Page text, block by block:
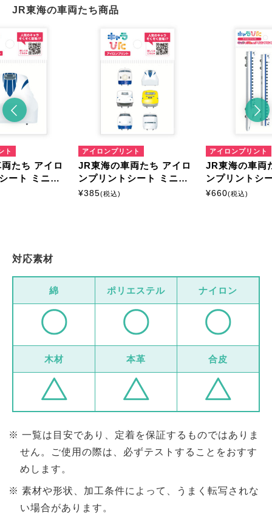
JR東海の車両たち商品
ト
たち アイロ
ート ミニサ
アイロンプリント
JR東海の車両たち アイロ
ンプリントシート ミニサ
イズ
¥385(税込)
アイロンプリント
JR東海の車両
ンプリントシ
サイズ
¥660(税込)
対応素材
綿 ポリエステル ナイロン
木材 本革 合皮
一覧は目安であり、定着を保証するものではありま
せん。ご使用の際は、必ずテストすることをおすす
めします。
素材や形状、加工条件によって、うまく転写されな
い場合があります。